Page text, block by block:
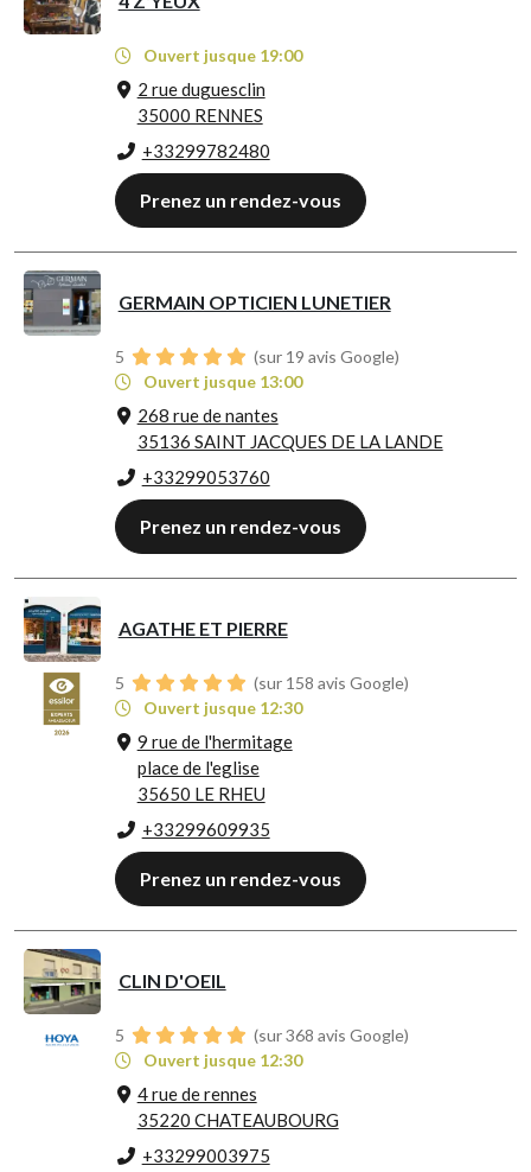
Ouvert jusque 19:00
2 rue duguesclin
35000 RENNES
+33299782480
Prenez un rendez-vous
GERMAIN OPTICIEN LUNETIER
5
(sur 19 avis Google)
Ouvert jusque 13:00
268 rue de nantes
35136 SAINT JACQUES DE LA LANDE
+33299053760
Prenez un rendez-vous
AGATHE ET PIERRE
5
(sur 158 avis Google)
Ouvert jusque 12:30
9 rue de l'hermitage
place de l'eglise
35650 LE RHEU
+33299609935
Prenez un rendez-vous
CLIN D'OEIL
5
(sur 368 avis Google)
Ouvert jusque 12:30
4 rue de rennes
35220 CHATEAUBOURG
+33299003975